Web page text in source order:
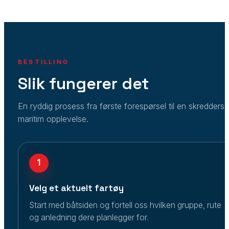
BESTILLING
Slik fungerer det
En ryddig prosess fra første forespørsel til en
maritim opplevelse.
1
Velg et aktuelt fartøy
Start med båtsiden og fortell oss hvilken gruppe, rute
og anledning dere planlegger for.